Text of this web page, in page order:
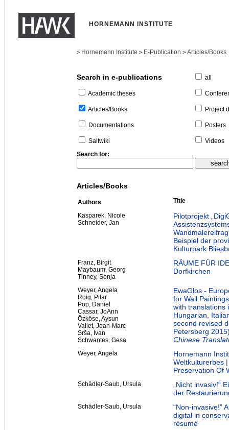
HORNEMANN INSTITUTE
> Hornemann Institute > E-Publication > Articles/Books
Search in e-publications
Academic theses
Articles/Books
Documentations
Saltwiki
all
Project
Posters
Videos
Search for:
Articles/Books
Authors Title
Kasparek, Nicole
Schneider, Jan
Pilotprojekt
Beispiel der
Kulturpark
Franz, Birgit
Maybaum, Georg
Tinney, Sonja
RÄUME FÜR
Dorfkirchen
Weyer, Angela
Roig, Pilar
Pop, Daniel
Cassar, JoAnn
Özköse, Aysun
Vallet, Jean-Marc
Srša, Ivan
Schwantes, Gesa
EwaGlos -
for Wall
with translations
Hungarian,
second revised
Petersberg
Chinese
Weyer, Angela
Hornemann
Weltkulturerbes
Preservation Of
Schädler-Saub, Ursula
„Nicht invasiv!“
der
Schädler-Saub, Ursula
“Non-invasive!”
digital in
résumé